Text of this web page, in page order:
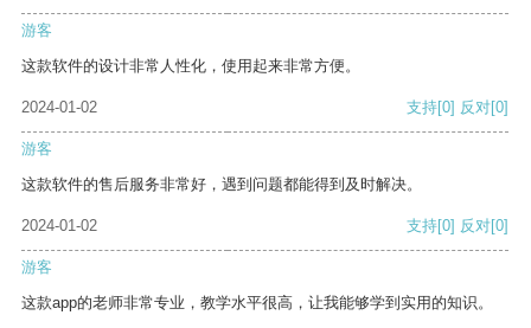
游客
这款软件的设计非常人性化，使用起来非常方便。
2024-01-02 支持[0] 反对[0]
游客
这款软件的售后服务非常好，遇到问题都能得到及时解决。
2024-01-02 支持[0] 反对[0]
游客
这款app的老师非常专业，教学水平很高，让我能够学到实用的知识。